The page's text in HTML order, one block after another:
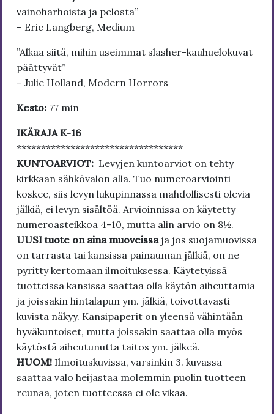
vainoharhoista ja pelosta”
– Eric Langberg, Medium
”Alkaa siitä, mihin useimmat slasher-kauhuelokuvat
päättyvät”
– Julie Holland, Modern Horrors
Kesto: 77 min
IKÄRAJA K-16
**********************************
KUNTOARVIOT: Levyjen kuntoarviot on tehty
kirkkaan sähkövalon alla. Tuo numeroarviointi
koskee, siis levyn lukupinnassa mahdollisesti olevia
jälkiä, ei levyn sisältöä. Arvioinnissa on käytetty
numeroasteikkoa 4-10, mutta alin arvio on 8½.
UUSI tuote on aina muoveissa ja jos suojamuovissa
on tarrasta tai kansissa painauman jälkiä, on ne
pyritty kertomaan ilmoituksessa. Käytetyissä
tuotteissa kansissa saattaa olla käytön aiheuttamia
ja joissakin hintalapun ym. jälkiä, toivottavasti
kuvista näkyy. Kansipaperit on yleensä vähintään
hyväkuntoiset, mutta joissakin saattaa olla myös
käytöstä aiheutunutta taitos ym. jälkeä.
HUOM! Ilmoituskuvissa, varsinkin 3. kuvassa
saattaa valo heijastaa molemmin puolin tuotteen
reunaa, joten tuotteessa ei ole vikaa.